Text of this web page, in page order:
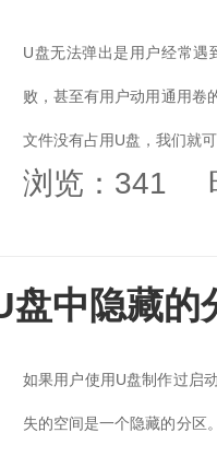
U盘无法弹出是用户经常遇
败，甚至有用户动用通用
文件没有占用U盘，我们就
浏览：341
盘中隐藏的
如果用户使用U盘制作过启
失的空间是一个隐藏的分区